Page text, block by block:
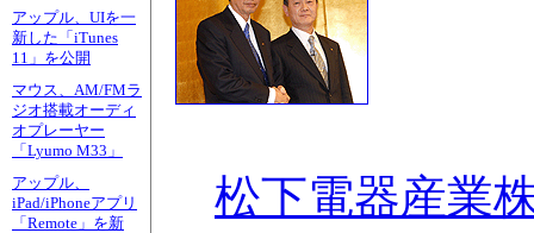
アップル、UIを一
新した「iTunes
11」を公開
マウス、AM/FMラ
ジオ搭載オーディ
オプレーヤー
「Lyumo M33」
アップル、
iPad/iPhoneアプリ
「Remote」を新
松下電器産業